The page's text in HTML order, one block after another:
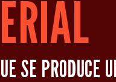
SE PRODUCE